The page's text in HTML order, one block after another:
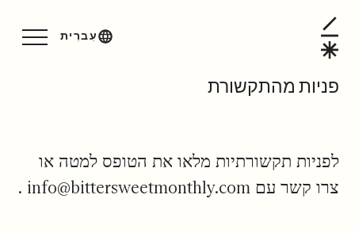
עִברִית
פניות מהתקשורת
לפניות תקשורתיות מלאו את הטופס למטה או
צרו קשר עם info@bittersweetmonthly.com
.